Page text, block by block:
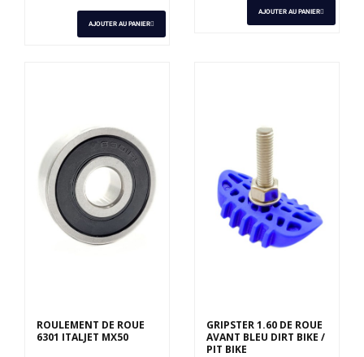
AJOUTER AU PANIER
AJOUTER AU PANIER
ROULEMENT DE ROUE
6301 ITALJET MX50
GRIPSTER 1.60 DE ROUE
AVANT BLEU DIRT BIKE /
PIT BIKE